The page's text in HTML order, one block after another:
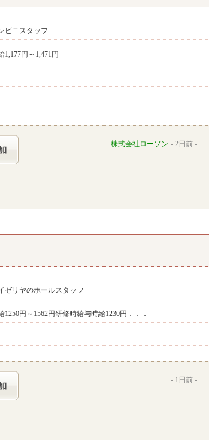
ビニスタッフ
1,177円～1,471円
株式会社ローソン 2日前
ゼリヤのホールスタッフ
1250円～1562円研修時給与時給1230円．．．
1日前